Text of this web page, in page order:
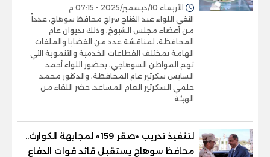
الأربعاء 10/ديسمبر/2025 - 07:15 م
التقى اللواء عبد الفتاح سراج محافظ سوهاج، عدداً
من أعضاء مجلس الشيوخ، وذلك بديوان عام
المحافظة، لمناقشة عدد من القضايا والملفات
الهامة بمختلف القطاعات الخدمية والتنموية التي
تهم المواطن السوهاجي، بحضور اللواء أحمد
السايس سكرتير عام المحافظة، والدكتور محمد
حلمي السكرتير العام المساعد. حضر اللقاء من
الهيئة
لتنفيذ تدريب «صقر 159» لمجابهة الكوارث..
محافظ سوهاج يستقبل قائد قوات الدفاع